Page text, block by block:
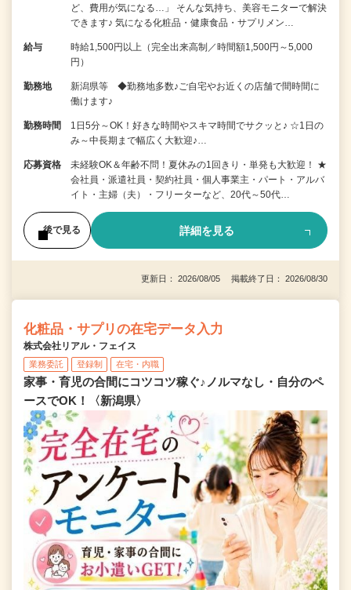
ど、費用が気になる…」 そんな気持ち、美容モニターで解決
できます♪ 気になる化粧品・健康食品・サプリメン…
給与
時給1,500円以上（完全出来高制／時間額1,500円～5,000
円）
勤務地
新潟県等 ◆勤務地多数♪ご自宅やお近くの店舗で間時間に
働けます♪
勤務時間
1日5分～OK！好きな時間やスキマ時間でサクッと♪ ☆1日の
み～中長期まで幅広く大歓迎♪…
応募資格
未経験OK＆年齢不問！夏休みの1回きり・単発も大歓迎！ ★
会社員・派遣社員・契約社員・個人事業主・パート・アルバ
イト・主婦（夫）・フリーターなど、20代～50代…
後で見る 詳細を見る
更新日： 2026/08/05 掲載終了日： 2026/08/30
化粧品・サプリの在宅データ入力
株式会社リアル・フェイス
業務委託 登録制 在宅・内職
家事・育児の合間にコツコツ稼ぐ♪ノルマなし・自分のペ
ースでOK！〈新潟県〉